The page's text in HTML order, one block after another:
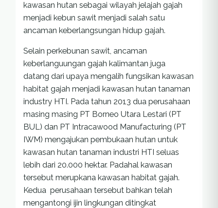
kawasan hutan sebagai wilayah jelajah gajah
menjadi kebun sawit menjadi salah satu
ancaman keberlangsungan hidup gajah.
Selain perkebunan sawit, ancaman
keberlanguungan gajah kalimantan juga
datang dari upaya mengalih fungsikan kawasan
habitat gajah menjadi kawasan hutan tanaman
industry HTI. Pada tahun 2013 dua perusahaan
masing masing PT Borneo Utara Lestari (PT
BUL) dan PT Intracawood Manufacturing (PT
IWM) mengajukan pembukaan hutan untuk
kawasan hutan tanaman industri HTI seluas
lebih dari 20.000 hektar. Padahal kawasan
tersebut merupkana kawasan habitat gajah.
Kedua perusahaan tersebut bahkan telah
mengantongi ijin lingkungan ditingkat